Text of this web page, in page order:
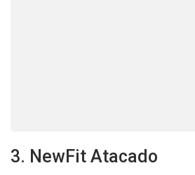
3. NewFit Atacado